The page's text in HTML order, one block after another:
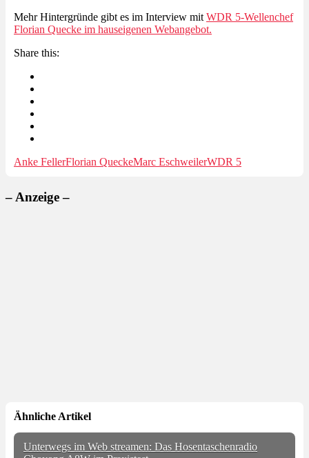
Mehr Hintergründe gibt es im Interview mit WDR 5-Wellenchef
Florian Quecke im hauseigenen Webangebot.
Share this:
Anke FellerFlorian QueckeMarc EschweilerWDR 5
– Anzeige –
Ähnliche Artikel
Unterwegs im Web streamen: Das Hosentaschenradio